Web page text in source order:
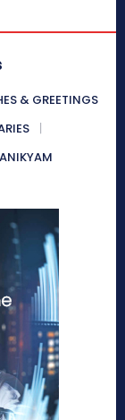
& GREETINGS